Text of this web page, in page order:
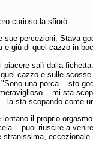
curioso la sfiorò.
sue percezioni. Stava
giù di quel cazzo in
salì dalla
cazzo e sulle
una porca... sto
mi sta
la sta scopando come
il proprio
puoi riuscire a